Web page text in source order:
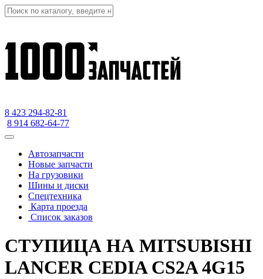
8 423 294-82-81
8 914 682-64-77
Автозапчасти
Новые запчасти
На грузовики
Шины и диски
Спецтехника
Карта проезда
Список заказов
СТУПИЦА НА MITSUBISHI
LANCER CEDIA CS2A 4G15